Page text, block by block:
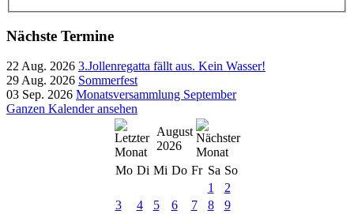
Nächste Termine
22 Aug. 2026 3.Jollenregatta fällt aus. Kein Wasser!
29 Aug. 2026 Sommerfest
03 Sep. 2026 Monatsversammlung September
Ganzen Kalender ansehen
August
2026
Mo Di Mi Do Fr Sa So
1
2
3
4 5 6 7 8
9